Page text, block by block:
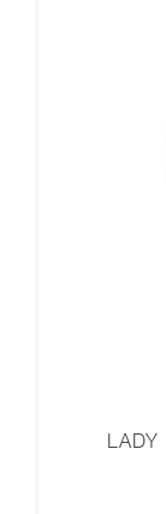
LADY